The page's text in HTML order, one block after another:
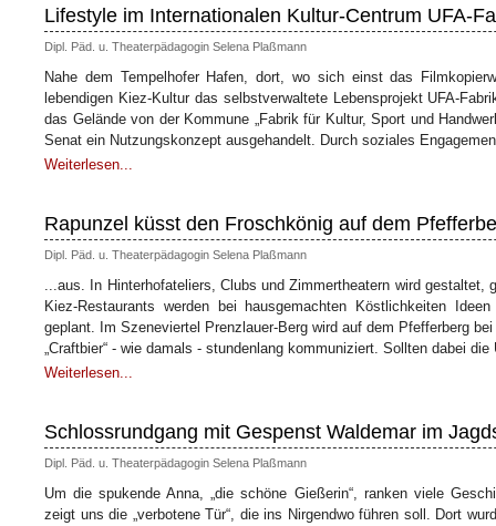
Lifestyle im Internationalen Kultur-Centrum UFA-
Dipl. Päd. u. Theaterpädagogin Selena Plaßmann
Nahe dem Tempelhofer Hafen, dort, wo sich einst das
lebendigen Kiez-Kultur das selbstverwaltete Lebensprojekt UFA-
das Gelände von der Kommune „Fabrik für Kultur, Sport und
Senat ein Nutzungskonzept ausgehandelt. Durch soziales
Weiterlesen...
Rapunzel küsst den Froschkönig auf dem
Dipl. Päd. u. Theaterpädagogin Selena Plaßmann
...aus. In Hinterhofateliers, Clubs und Zimmertheatern wird gestaltet,
Kiez-Restaurants werden bei hausgemachten Köstlichkeiten
geplant. Im Szeneviertel Prenzlauer-Berg wird auf dem Pfefferberg
„Craftbier“ - wie damals - stundenlang kommuniziert. Sollten dabei die
Weiterlesen...
Schlossrundgang mit Gespenst Waldemar im
Dipl. Päd. u. Theaterpädagogin Selena Plaßmann
Um die spukende Anna, „die schöne Gießerin“, ranken viele
zeigt uns die „verbotene Tür“, die ins Nirgendwo führen soll. Dort